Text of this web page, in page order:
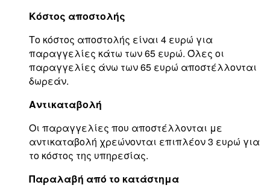
Κόστος αποστολής
Το κόστος αποστολής είναι 4 ευρώ για
παραγγελίες κάτω των 65 ευρώ. Όλες οι
παραγγελίες άνω των 65 ευρώ αποστέλλονται
δωρεάν.
Αντικαταβολή
Οι παραγγελίες που αποστέλλονται με
αντικαταβολή χρεώνονται επιπλέον 3 ευρώ για
το κόστος της υπηρεσίας.
Παραλαβή από το κατάστημα